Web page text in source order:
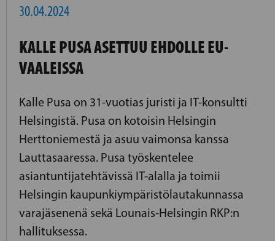
30.04.2024
KALLE PUSA ASETTUU EHDOLLE EU-
VAALEISSA
Kalle Pusa on 31-vuotias juristi ja IT-konsultti
Helsingistä. Pusa on kotoisin Helsingin
Herttoniemestä ja asuu vaimonsa kanssa
Lauttasaaressa. Pusa työskentelee
asiantuntijatehtävissä IT-alalla ja toimii
Helsingin kaupunkiympäristölautakunnassa
varajäsenenä sekä Lounais-Helsingin RKP:n
hallituksessa.